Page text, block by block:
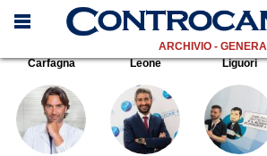
ARCHIVIO -
Carfagna
Leone Liguori